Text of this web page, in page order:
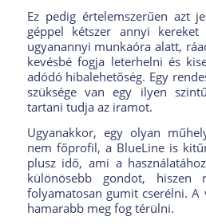
Ez pedig értelemszerűen azt
géppel kétszer annyi kereket
ugyanannyi munkaóra alatt,
kevésbé fogja leterhelni és
adódó hibalehetőség. Egy
szüksége van egy ilyen
tartani tudja az iramot.
Ugyanakkor, egy olyan
nem főprofil, a BlueLine is
plusz idő, ami a
különösebb gondot,
folyamatosan gumit cserélni. A
hamarabb meg fog térülni.